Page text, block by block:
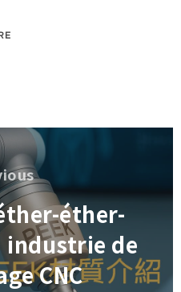
Previous
éther-
de
CNC